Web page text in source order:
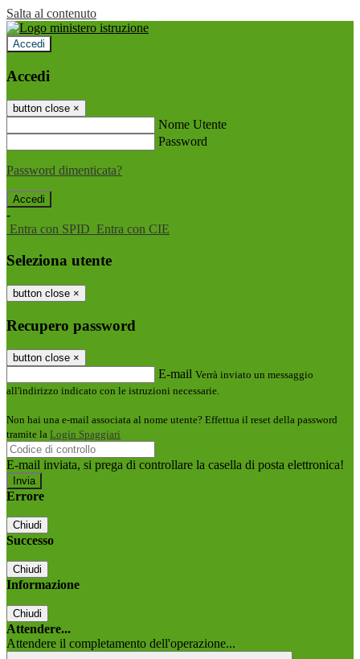
Salta al contenuto
Accedi
Accedi
button close ×
Nome Utente
Password
Password dimenticata?
-
Entra con SPID Entra con CIE
Seleziona utente
button close ×
Recupero password
button close ×
E-mail Verrà inviato un messaggio
all'indirizzo indicato con le istruzioni necessarie.
Non hai una e-mail associata al nome utente? Effettua il reset della password
tramite la Login Spaggiari
E-mail inviata, si prega di controllare la casella di posta elettronica!
Errore
Chiudi
Successo
Chiudi
Informazione
Chiudi
Attendere...
Attendere il completamento dell'operazione...